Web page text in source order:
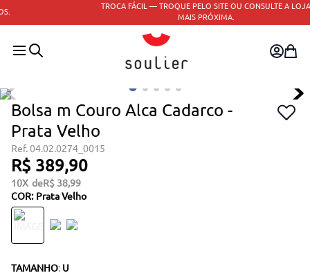
TROCA FÁCIL — TROQUE PELO SITE OU CONSULTE A LOJA
Consulte o regulamento
Bolsa m Couro Alca Cadarco -
Prata Velho
04.02.0274_0015
R$ 389,90
10 R$ 38,99
COR: Prata Velho
TAMANHO: U